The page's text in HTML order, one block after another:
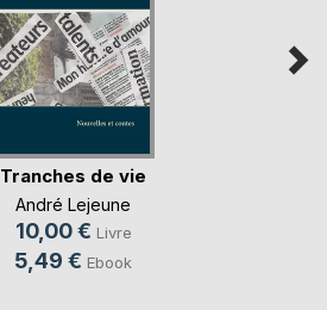
Tranches de vie
André Lejeune
10,00 € Livre
5,49 € Ebook